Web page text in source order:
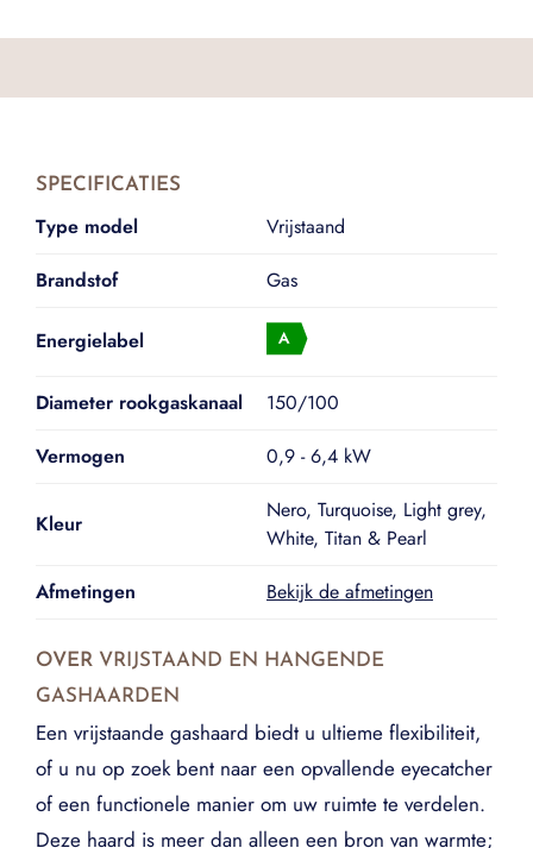
SPECIFICATIES
Type model
Vrijstaand
Brandstof
Gas
Energielabel
Diameter rookgaskanaal
150/100
Vermogen
0,9 - 6,4 kW
Kleur
Nero, Turquoise, Light grey,
White, Titan & Pearl
Afmetingen
Bekijk de afmetingen
OVER VRIJSTAAND EN HANGENDE
GASHAARDEN
Een vrijstaande gashaard biedt u ultieme flexibiliteit,
of u nu op zoek bent naar een opvallende eyecatcher
of een functionele manier om uw ruimte te verdelen.
Deze haard is meer dan alleen een bron van warmte;